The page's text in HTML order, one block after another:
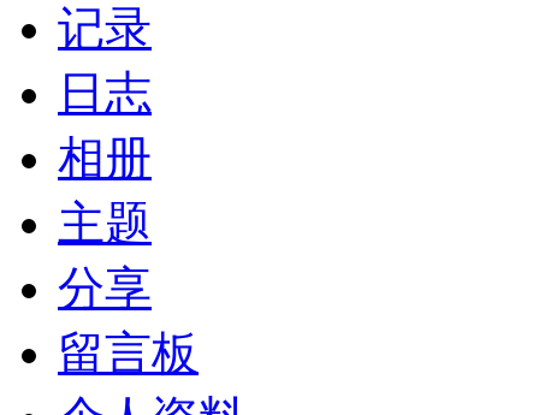
记录
日志
相册
主题
分享
留言板